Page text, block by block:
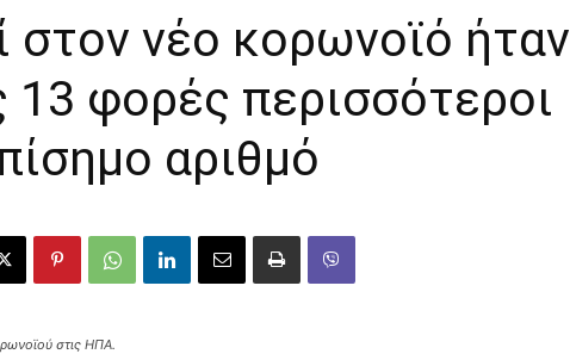
στον νέο κορωνοϊό ήταν
φορές περισσότεροι
αριθμό
στις ΗΠΑ.